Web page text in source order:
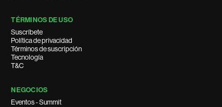
TÉRMINOS DE USO
Suscríbete
Política de privacidad
Términos de suscripción
Tecnología
T&C
NEGOCIOS
Eventos - Summit